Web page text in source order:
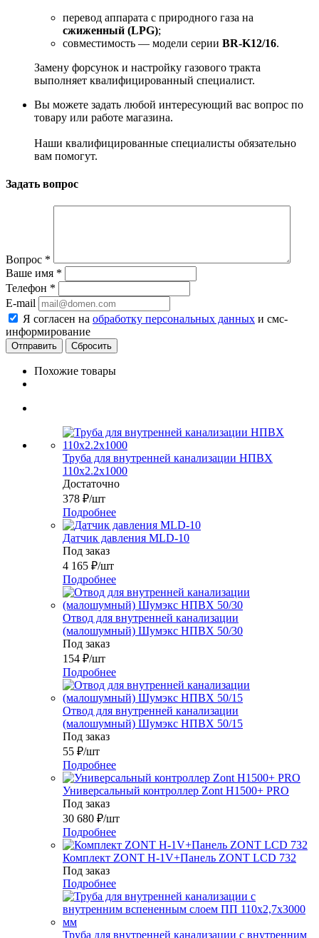
перевод аппарата с природного газа на
сжиженный (LPG);
совместимость — модели серии BR-K12/16.
Замену форсунок и настройку газового тракта
выполняет квалифицированный специалист.
Вы можете задать любой интересующий вас вопрос по
товару или работе магазина.
Наши квалифицированные специалисты обязательно
вам помогут.
Задать вопрос
Вопрос *
Ваше имя *
Телефон *
E-mail
Я согласен на обработку персональных данных и смс-
информирование
Сбросить
Похожие товары
Труба для внутренней канализации НПВХ
110x2.2х1000
Достаточно
378 ₽/шт
Подробнее
Датчик давления MLD-10
Под заказ
4 165 ₽/шт
Подробнее
Отвод для внутренней канализации
(малошумный) Шумэкс НПВХ 50/30
Под заказ
154 ₽/шт
Подробнее
Отвод для внутренней канализации
(малошумный) Шумэкс НПВХ 50/15
Под заказ
55 ₽/шт
Подробнее
Универсальный контроллер Zont H1500+ PRO
Под заказ
30 680 ₽/шт
Подробнее
Комплект ZONT H-1V+Панель ZONT LCD 732
Под заказ
Подробнее
Труба для внутренней канализации с внутренним